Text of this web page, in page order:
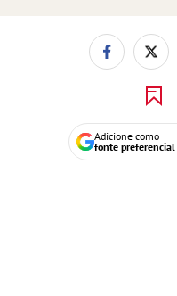
Adicione como
fonte preferencial